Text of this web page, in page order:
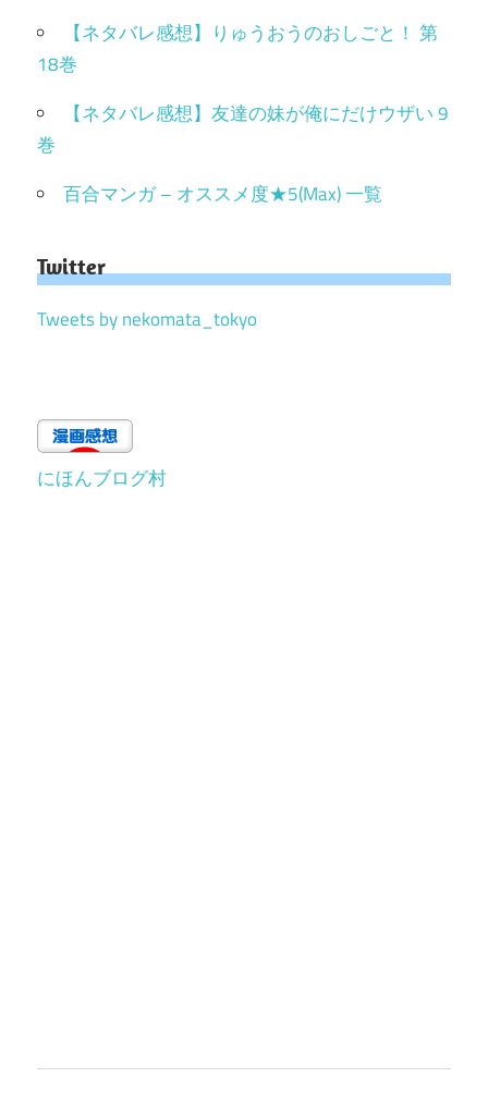
【ネタバレ感想】りゅうおうのおしごと！ 第
18巻
【ネタバレ感想】友達の妹が俺にだけウザい 9
巻
百合マンガ – オススメ度★5(Max) 一覧
Twitter
Tweets by nekomata_tokyo
にほんブログ村